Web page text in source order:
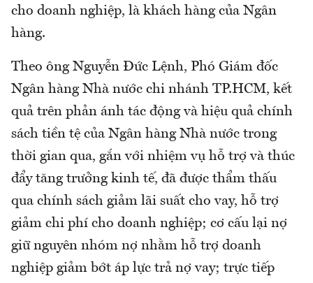
cho doanh nghiệp, là khách hàng của Ngân
hàng.
Theo ông Nguyễn Đức Lệnh, Phó Giám đốc
Ngân hàng Nhà nước chi nhánh TP.HCM, kết
quả trên phản ánh tác động và hiệu quả chính
sách tiền tệ của Ngân hàng Nhà nước trong
thời gian qua, gắn với nhiệm vụ hỗ trợ và thúc
đẩy tăng trưởng kinh tế, đã được thẩm thấu
qua chính sách giảm lãi suất cho vay, hỗ trợ
giảm chi phí cho doanh nghiệp; cơ cấu lại nợ
giữ nguyên nhóm nợ nhằm hỗ trợ doanh
nghiệp giảm bớt áp lực trả nợ vay; trực tiếp